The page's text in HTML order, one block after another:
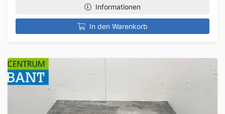
Informationen
In den Warenkorb